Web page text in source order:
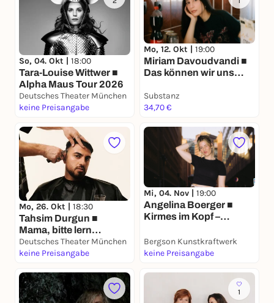
So, 04. Okt | 18:00
Tara-Louise Wittwer ■
Alpha Maus Tour 2026
Deutsches Theater München
keine Preisangabe
Mo, 12. Okt | 19:00
Miriam Davoudvandi ■
Das können wir uns
2026
Substanz
34,70 €
Mo, 26. Okt | 18:30
Tahsim Durgun ■
Mama, bitte lern
Deutsch
Deutsches Theater München
keine Preisangabe
Mi, 04. Nov | 19:00
Angelina Boerger ■
Kirmes im Kopf –
Bergson Kunstkraftwerk
keine Preisangabe
1